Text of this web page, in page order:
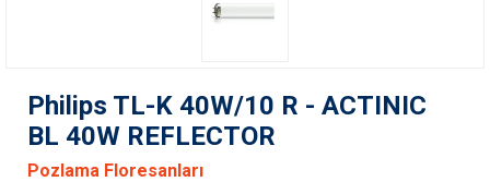
Philips TL-K 40W/10 R - ACTINIC
BL 40W REFLECTOR
Pozlama Floresanları